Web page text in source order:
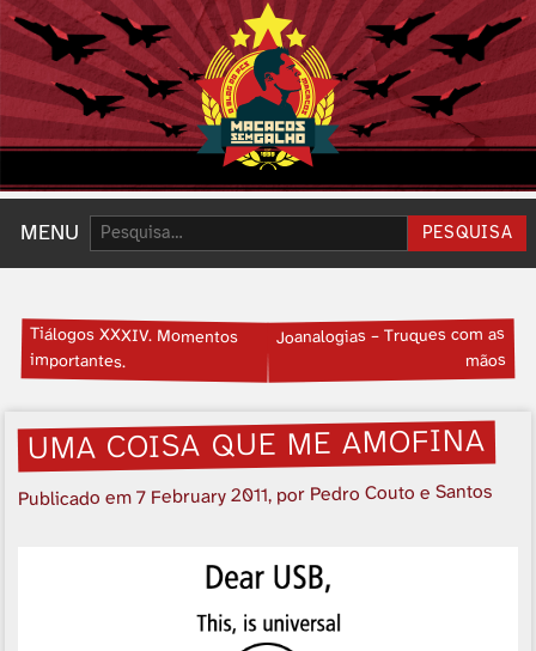
MENU Pesquisar: PESQUISA
Tiálogos XXXIV. Momentos
importantes.
Joanalogias – Truques com as
mãos
UMA COISA QUE ME AMOFINA
Publicado em7 February 2011, por Pedro Couto e Santos